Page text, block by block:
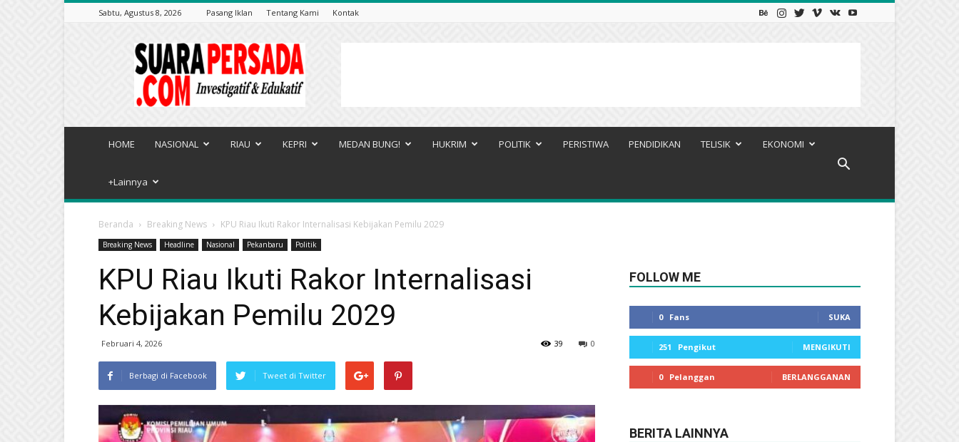
Sabtu, Agustus 8, 2026 Pasang Iklan Tentang Kami Kontak
Suarapersada.com
HOME NASIONAL RIAU KEPRI MEDAN BUNG! HUKRIM POLITIK PERISTIWA PENDIDIKAN TELISIK EKONOMI
+Lainnya
Beranda Breaking News KPU Riau Ikuti Rakor Internalisasi Kebijakan Pemilu 2029
Breaking News Headline Nasional Pekanbaru Politik
KPU Riau Ikuti Rakor Internalisasi
Kebijakan Pemilu 2029
Februari 4, 2026 0
39
Berbagi di Facebook Tweet di Twitter
FOLLOW ME
0 Fans SUKA
251 Pengikut MENGIKUTI
0 Pelanggan BERLANGGANAN
BERITA LAINNYA